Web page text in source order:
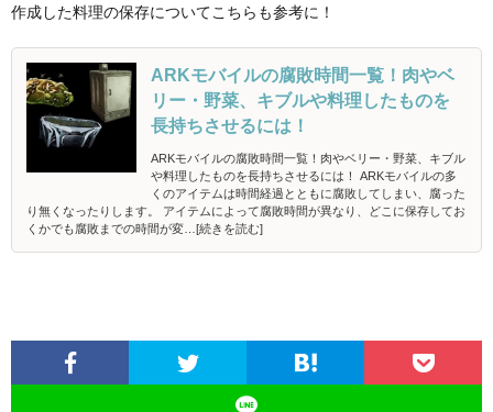
作成した料理の保存についてこちらも参考に！
ARKモバイルの腐敗時間一覧！肉やベ
リー・野菜、キブルや料理したものを
長持ちさせるには！
ARKモバイルの腐敗時間一覧！肉やベリー・野菜、キブル
や料理したものを長持ちさせるには！ ARKモバイルの多
くのアイテムは時間経過とともに腐敗してしまい、腐った
り無くなったりします。 アイテムによって腐敗時間が異なり、どこに保存してお
くかでも腐敗までの時間が変…[続きを読む]